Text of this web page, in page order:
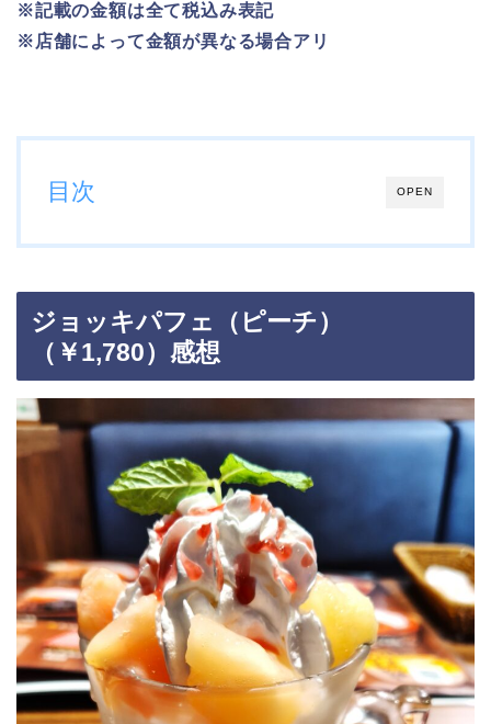
※記載の金額は全て税込み表記
※店舗によって金額が異なる場合アリ
OPEN
目次
ジョッキパフェ（ピーチ）
（￥1,780）感想